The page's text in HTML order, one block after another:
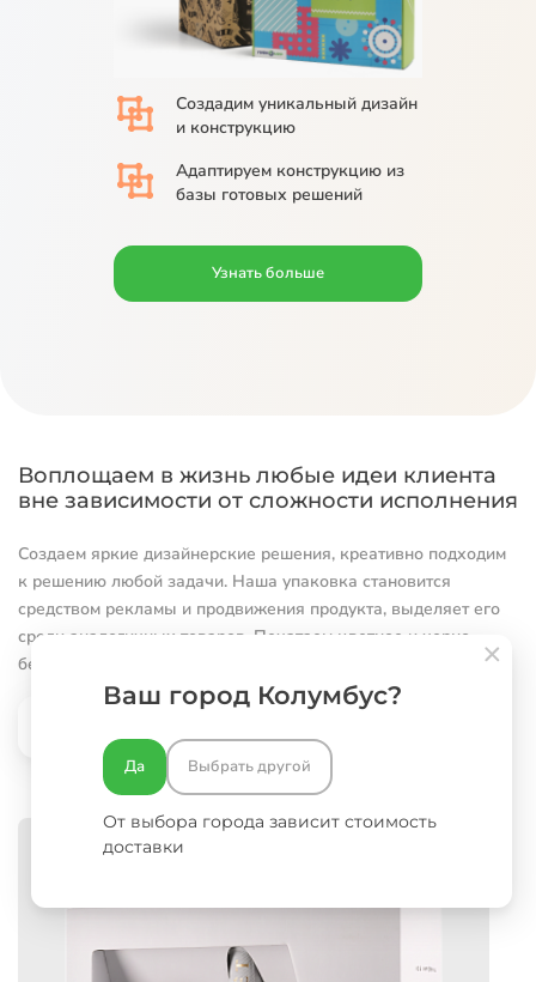
Создадим уникальный дизайн
и конструкцию
Адаптируем конструкцию из
базы готовых решений
Узнать больше
Воплощаем в жизнь любые идеи клиента
вне зависимости от сложности исполнения
Создаем яркие дизайнерские решения, креативно подходим
к решению любой задачи. Наша упаковка становится
средством рекламы и продвижения продукта, выделяет его
среди аналогичных товаров. Печатаем цветное и черно-
белое изображение на белом и буром гофрокартоне.
Ваш город Колумбус?
Да Выбрать другой
От выбора города зависит стоимость
доставки